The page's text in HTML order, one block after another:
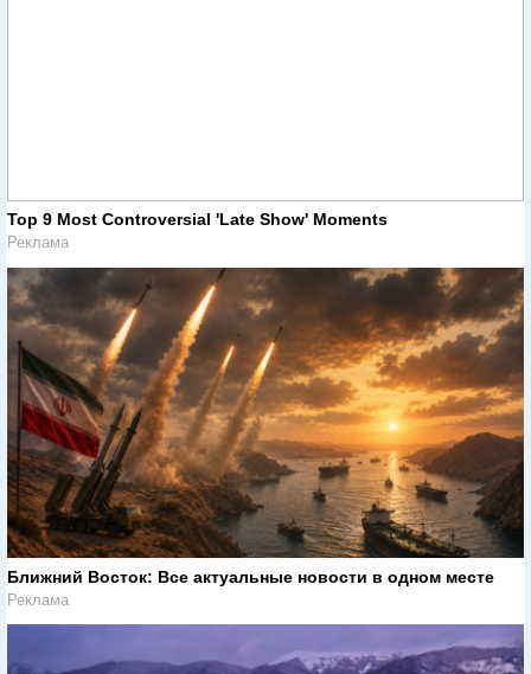
Top 9 Most Controversial 'Late Show' Moments
Реклама
Ближний Восток: Все актуальные новости в одном месте
Реклама